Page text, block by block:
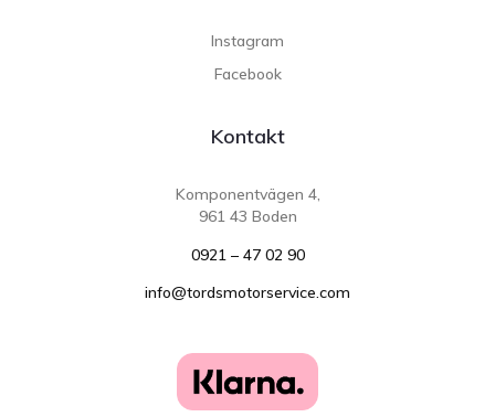
Instagram
Facebook
Kontakt
Komponentvägen 4,
961 43 Boden
0921 – 47 02 90
info@tordsmotorservice.com